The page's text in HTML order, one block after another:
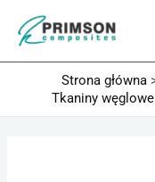
treści
Strona główna
Tkaniny węglowe